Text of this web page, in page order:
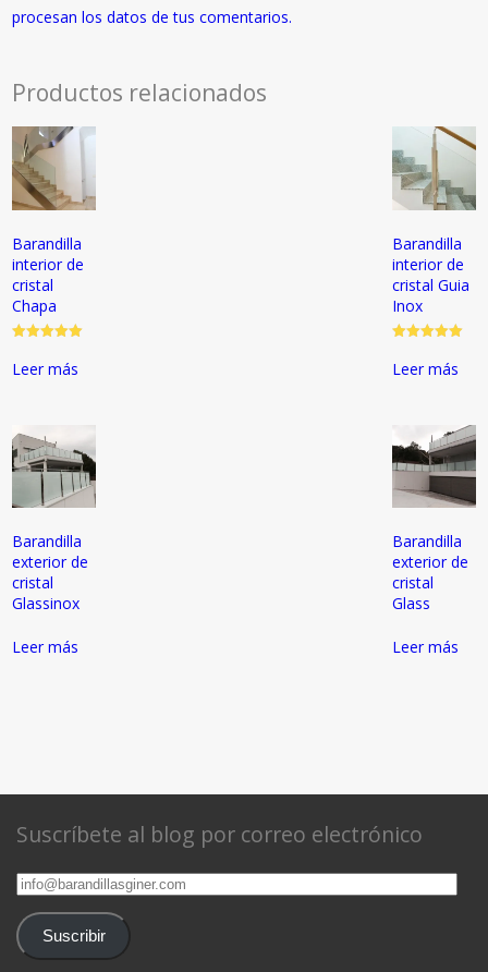
procesan los datos de tus comentarios.
Productos relacionados
Barandilla
interior de
cristal
Chapa
con
5.00
Leer más
Barandilla
interior de
cristal Guia
Inox
con
5.00
Leer más
Barandilla
exterior de
cristal
Glassinox
Leer más
Barandilla
exterior de
cristal
Glass
Leer más
Suscríbete al blog por correo electrónico
info@barandillasginer.com
Suscribir